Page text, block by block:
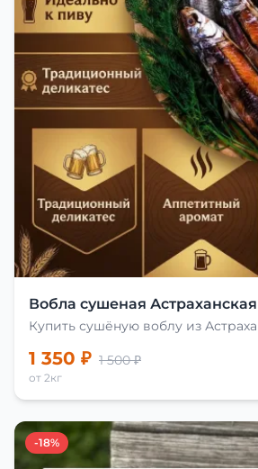
Вобла сушеная Астраханская
Купить сушёную воблу из
1 350 ₽ 1 500 ₽
от 2кг
-18%